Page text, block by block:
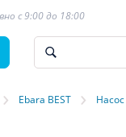
с 9:00 до 18:00
› Ebara BEST ›